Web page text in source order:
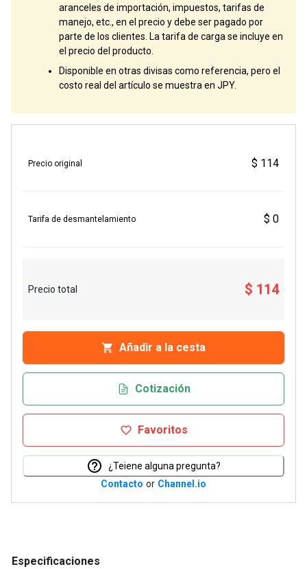
aranceles de importación, impuestos, tarifas de
manejo, etc., en el precio y debe ser pagado por
parte de los clientes. La tarifa de carga se incluye en
el precio del producto.
Disponible en otras divisas como referencia, pero el
costo real del artículo se muestra en JPY.
Precio original $ 114
Tarifa de desmantelamiento $ 0
Precio total $ 114
Añadir a la cesta
Cotización
Favoritos
¿Teiene alguna pregunta?
Contacto or Channel.io
Especificaciones